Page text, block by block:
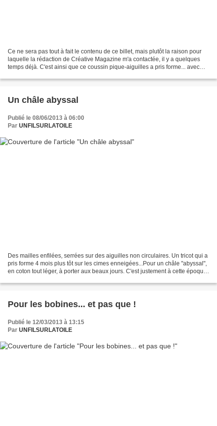
Ce ne sera pas tout à fait le contenu de ce billet, mais plutôt la raison pour
laquelle la rédaction de Créative Magazine m'a contactée, il y a quelques
temps déjà. C'est ainsi que ce coussin pique-aiguilles a pris forme... avec
Un châle abyssal
Publié le 08/06/2013 à 06:00
Par UNFILSURLATOILE
Des mailles enfilées, serrées sur des aiguilles non circulaires. Un tricot qui a
pris forme 4 mois plus tôt sur les cimes enneigées...Pour un châle "abyssal",
en coton tout léger, à porter aux beaux jours. C'est justement à cette époque
Pour les bobines... et pas que !
Publié le 12/03/2013 à 13:15
Par UNFILSURLATOILE